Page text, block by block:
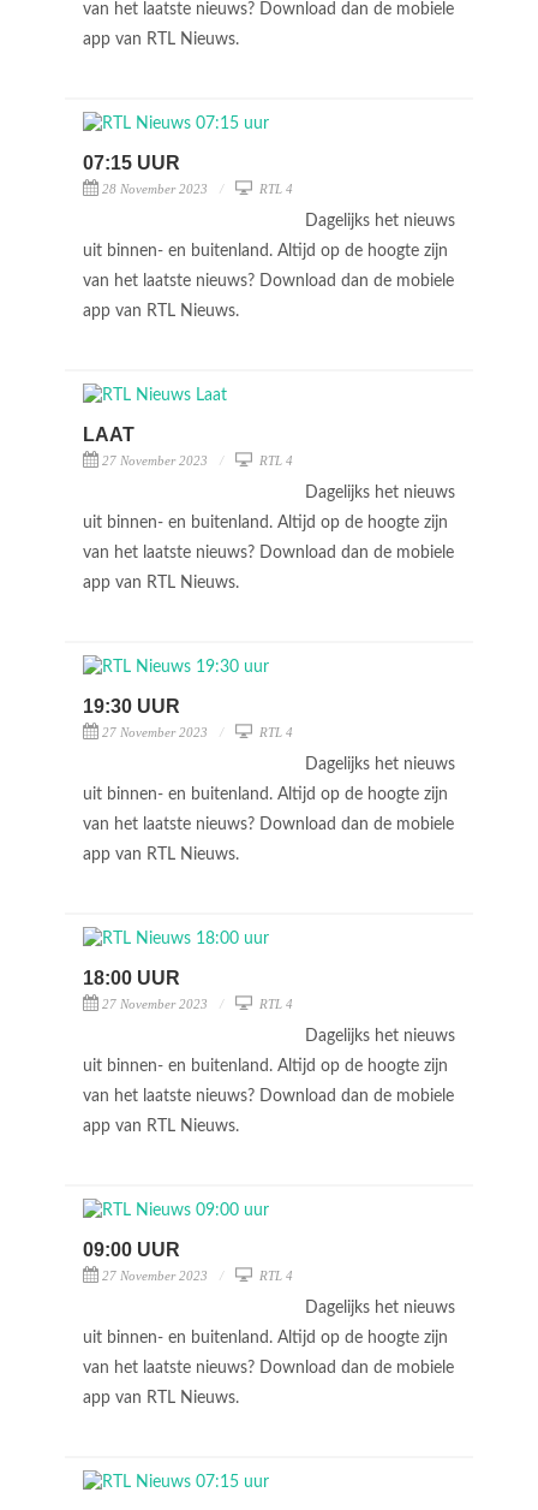
van het laatste nieuws? Download dan de mobiele
app van RTL Nieuws.
07:15 UUR
28 November 2023 RTL 4
Dagelijks het nieuws
uit binnen- en buitenland. Altijd op de hoogte zijn
van het laatste nieuws? Download dan de mobiele
app van RTL Nieuws.
LAAT
27 November 2023 RTL 4
Dagelijks het nieuws
uit binnen- en buitenland. Altijd op de hoogte zijn
van het laatste nieuws? Download dan de mobiele
app van RTL Nieuws.
19:30 UUR
27 November 2023 RTL 4
Dagelijks het nieuws
uit binnen- en buitenland. Altijd op de hoogte zijn
van het laatste nieuws? Download dan de mobiele
app van RTL Nieuws.
18:00 UUR
27 November 2023 RTL 4
Dagelijks het nieuws
uit binnen- en buitenland. Altijd op de hoogte zijn
van het laatste nieuws? Download dan de mobiele
app van RTL Nieuws.
09:00 UUR
27 November 2023 RTL 4
Dagelijks het nieuws
uit binnen- en buitenland. Altijd op de hoogte zijn
van het laatste nieuws? Download dan de mobiele
app van RTL Nieuws.